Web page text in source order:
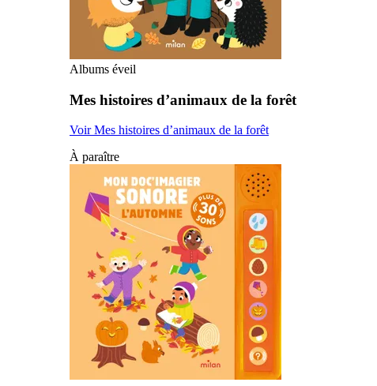
Albums éveil
Mes histoires d’animaux de la forêt
Voir Mes histoires d’animaux de la forêt
À paraître